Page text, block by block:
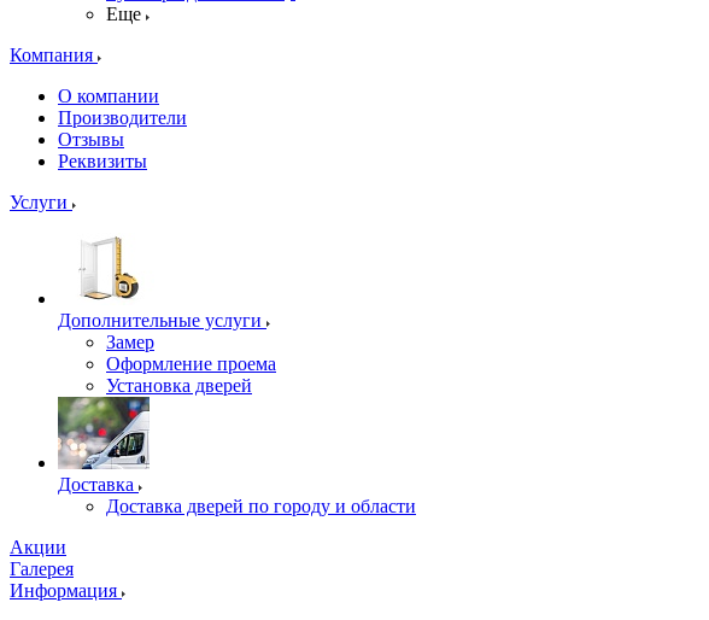
Еще
Компания
О компании
Производители
Отзывы
Реквизиты
Услуги
Дополнительные услуги
Замер
Оформление проема
Установка дверей
Доставка
Доставка дверей по городу и области
Акции
Галерея
Информация